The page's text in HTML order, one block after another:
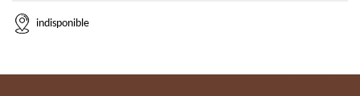
indisponible